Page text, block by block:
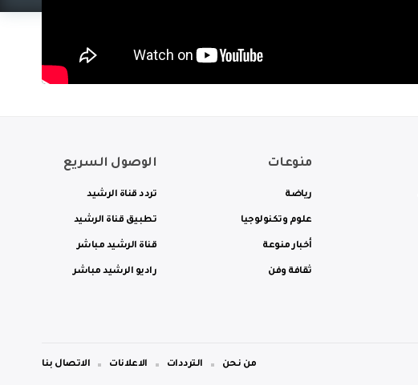
منوعات
رياضة
علوم وتكنولوجيا
أخبار منوعة
ثقافة وفن
الوصول السريع
تردد قناة الرشيد
تطبيق قناة الرشيد
قناة الرشيد مباشر
راديو الرشيد مباشر
من نحن الترددات الاعلانات الاتصال بنا